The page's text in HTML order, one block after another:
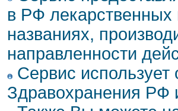
в РФ лекарственных
названиях,
направленности
Сервис
Здравохранения РФ